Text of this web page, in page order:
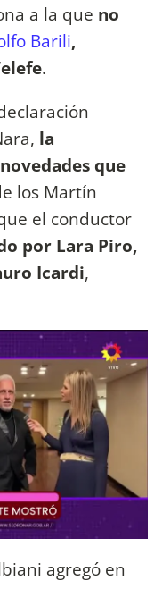
a la que no
Barili,
.
la
que
los Martín
el conductor
por Lara Piro,
Icardi,
agregó en